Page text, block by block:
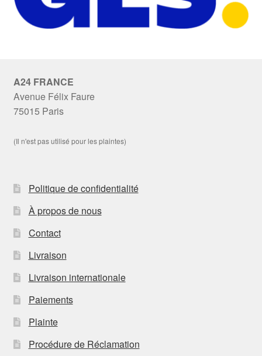
A24 FRANCE
Avenue Félix Faure
75015 Paris
(Il n'est pas utilisé pour les plaintes)
Politique de confidentialité
À propos de nous
Contact
Livraison
Livraison internationale
Paiements
Plainte
Procédure de Réclamation